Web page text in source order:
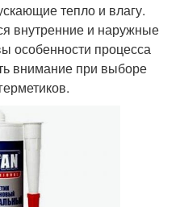
тепло и влагу.
внутренние и наружные
особенности процесса
внимание при выборе